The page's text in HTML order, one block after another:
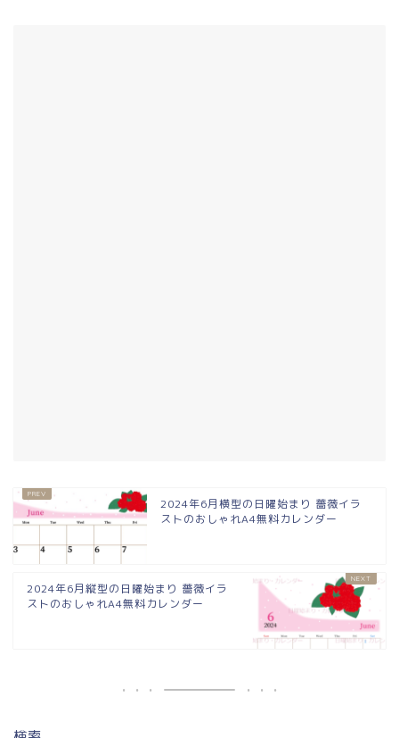
2024年6月横型の日曜始まり 薔薇イラ
ストのおしゃれA4無料カレンダー
2024年6月縦型の日曜始まり 薔薇イラ
ストのおしゃれA4無料カレンダー